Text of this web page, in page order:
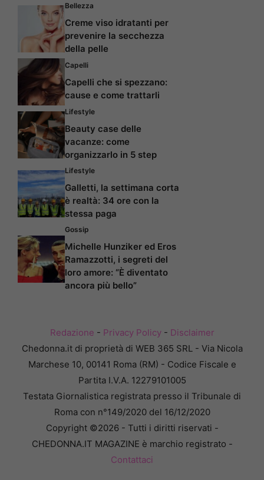
Bellezza
Creme viso idratanti per
prevenire la secchezza
della pelle
Capelli
Capelli che si spezzano:
cause e come trattarli
Lifestyle
Beauty case delle
vacanze: come
organizzarlo in 5 step
Lifestyle
Galletti, la settimana corta
è realtà: 34 ore con la
stessa paga
Gossip
Michelle Hunziker ed Eros
Ramazzotti, i segreti del
loro amore: “È diventato
ancora più bello”
Redazione - Privacy Policy- Disclaimer
Chedonna.it di proprietà di WEB 365 SRL - Via Nicola
Marchese 10, 00141 Roma (RM) - Codice Fiscale e
Partita I.V.A. 12279101005
Testata Giornalistica registrata presso il Tribunale di
Roma con n°149/2020 del 16/12/2020
Copyright ©2026 - Tutti i diritti riservati -
CHEDONNA.IT MAGAZINE è marchio registrato -
Contattaci